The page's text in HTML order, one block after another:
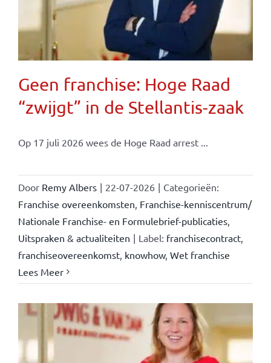
Geen franchise: Hoge Raad
“zwijgt” in de Stellantis-zaak
Op 17 juli 2026 wees de Hoge Raad arrest ...
Door Remy Albers | 22-07-2026 | Categorieën:
Franchise overeenkomsten Franchise-kenniscentrum/
Nationale Franchise- en Formulebrief-publicaties,
Uitspraken & actualiteiten | Label: franchisecontract,
franchiseovereenkomst, knowhow, Wet franchise
Lees Meer